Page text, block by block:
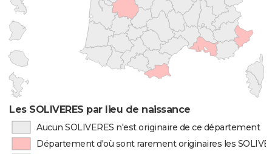
Les SOLIVERES par lieu de naissance
Aucun SOLIVERES n'est originaire de ce département
Département d'où sont rarement originaires les